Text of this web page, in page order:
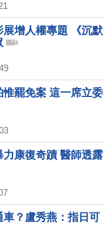
增人權專題 《沉默
罷免案 這一席立委
康復奇蹟 醫師透露
車？盧秀燕：指日可